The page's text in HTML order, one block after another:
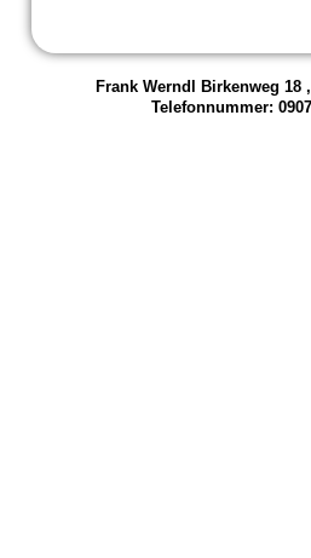
Frank Werndl Birkenweg 18
Telefonnummer: